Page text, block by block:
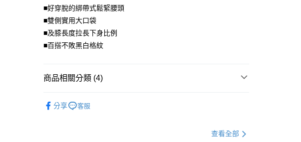
全盈+PAY
大哥付你分期
相關說明
【大哥付你分期使用說明】
流程，驗證手機門號後，選擇欲分期的期數、繳款截止日，確認付款後即
完成交易。
4.訂單成立30分鐘內，如未前往確認交易或遇審核未通過，訂單將自動取
消。如遇「轉專審核」未通過狀況，表示未達大哥付你分期系統評分，恕
1.分期款項不併入電信帳單，「大哥付你分期」於每月結算日後寄送繳費提
【關於「AFTEE先享後付」】
１．簡單：不需註冊會員、不需綁卡、不需儲值。
ATM付款
■好穿脫的綁帶式鬆緊腰頭
■雙側實用大口袋
■及膝長度拉長下身比例
■百搭不敗黑白格紋
商品相關分類 (4)
分享 客服
查看全部